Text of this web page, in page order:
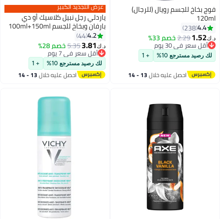
فوج بخاخ للجسم رويال (للرجال)
120ml
4.4
238
د.ك‏1.52
2.29خصم 33%
أقل سعر في 30 يوم
أقل سعر في 30 يوم
لك رصيد مسترجع 10% + 1
احصل عليه خلال 13 - 14
عرض التجديد الكبير
ياردلي رجل نبيل كلاسيك أو دي
بارفان وبخاخ للجسم 100ml+150ml
Pack of 2
4.2
44
د.ك‏3.81
5.35خصم 28%
أقل سعر في 7 يوم
أقل سعر في 7 يوم
لك رصيد مسترجع 10% + 1
احصل عليه خلال 13 - 14